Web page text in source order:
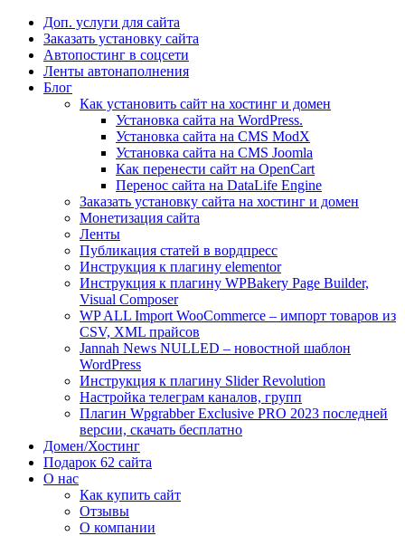
Доп. услуги для сайта
Заказать установку сайта
Автопостинг в соцсети
Ленты автонаполнения
Блог
Как установить сайт на хостинг и домен
Установка сайта на WordPress.
Установка сайта на CMS ModX
Установка сайта на CMS Joomla
Как перенести сайт на OpenCart
Перенос сайта на DataLife Engine
Заказать установку сайта на хостинг и домен
Монетизация сайта
Ленты
Публикация статей в вордпресс
Инструкция к плагину elementor
Инструкция к плагину WPBakery Page Builder,
Visual Composer
WP ALL Import WooCommerce – импорт товаров из
CSV, XML прайсов
Jannah News NULLED – новостной шаблон
WordPress
Инструкция к плагину Slider Revolution
Настройка телеграм каналов, групп
Плагин Wpgrabber Exclusive PRO 2023 последней
версии, скачать бесплатно
Домен/Хостинг
Подарок 62 сайта
О нас
Как купить сайт
Отзывы
О компании